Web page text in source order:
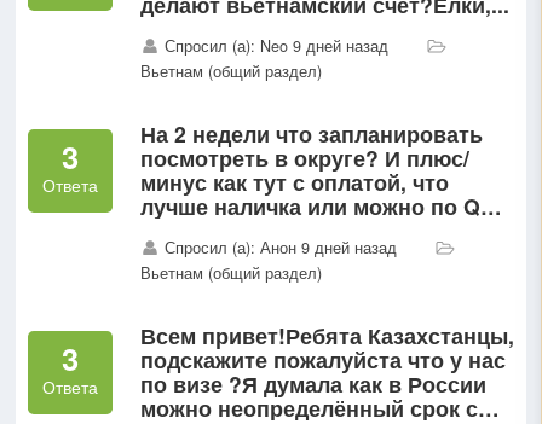
Спросил (а): Neo 9 дней назад
Вьетнам (общий раздел)
3
Ответа
На 2 недели что запланировать
посмотреть в округе? И плюс/
минус как тут с оплатой, что
лучше наличка или можно по QR
Спросил (а): Анон 9 дней назад
Вьетнам (общий раздел)
3
Ответа
Всем привет!Ребята Казахстанцы,
подскажите пожалуйста что у нас
по визе ?Я думала как в России
можно неопределённый срок с